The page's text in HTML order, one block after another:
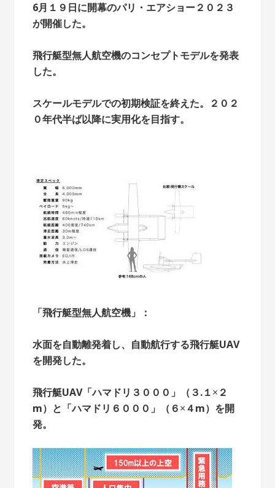
6月１９日に開幕のパリ・エアショー２０２３
が開催した。
飛行艇型無人航空機のコンセプトモデルを発表
した。
スケールモデルでの初期検証を終えた。２０２
０年代半ば以降に実用化を目指す。
「飛行艇型無人航空機」：
水面を自動離発着し、自動航行する飛行艇UAV
を開発した。
飛行艇UAV「ハマドリ３０００」（３.１× ２
m）と「ハマドリ６０００」（６×４m）を開
発。